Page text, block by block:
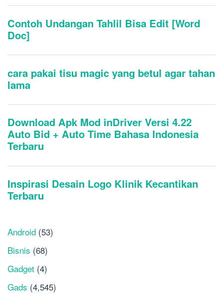
Android (53)
Bisnis (68)
Gadget (4)
Gads (4,545)